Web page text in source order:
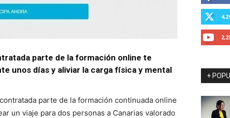
parte de la formación online te
unos días y aliviar la carga física y mental
parte de la formación continuada online
un viaje para dos personas a Canarias valorado
+